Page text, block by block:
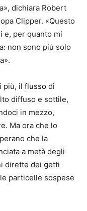
dichiara Robert
Clipper. «Questo
e, per quanto mi
non sono più solo
più, il flusso di
diffuso e sottile,
in mezzo,
Ma ora che lo
che la
a metà degli
dirette dei getti
particelle sospese